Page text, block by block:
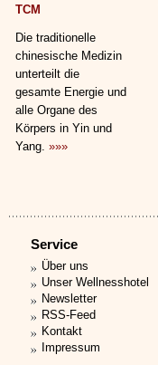
TCM
Die traditionelle
chinesische Medizin
unterteilt die
gesamte Energie und
alle Organe des
Körpers in Yin und
Yang. »»»
Service
Über uns
Unser Wellnesshotel
Newsletter
RSS-Feed
Kontakt
Impressum